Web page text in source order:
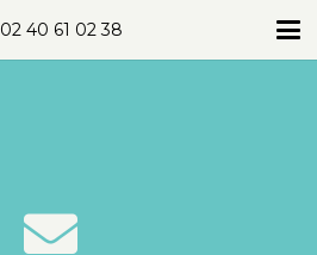
02 40 61 02 38